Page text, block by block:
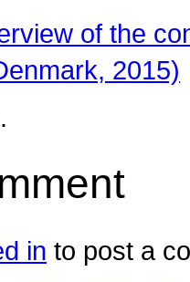
of the
2015)
in to post a